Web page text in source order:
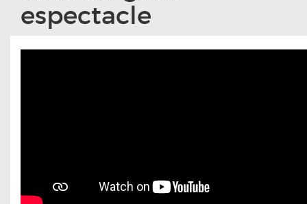
espectacle